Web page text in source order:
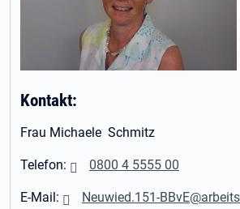
Kontakt:
Frau Michaele Schmitz
Telefon: 0800 4 5555 00
E-Mail: Neuwied.151-